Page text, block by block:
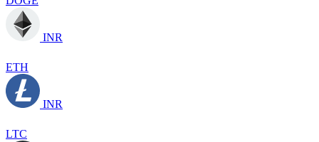
INR
ETH
INR
LTC